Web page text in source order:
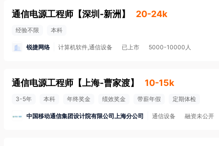
通信电源工程师 【深圳-新洲 】 20-24k
经验不限 本科
锐捷网络 计算机软件,通信设备 已上市 5000-10000人
通信电源工程师 【 上海-曹家渡】 10-15k
3-5年 本科 年终奖金 绩效奖金 带薪年假 定期体检
中国移动通信集团设计院有限公司上海分公司 通信设备 融资未公开